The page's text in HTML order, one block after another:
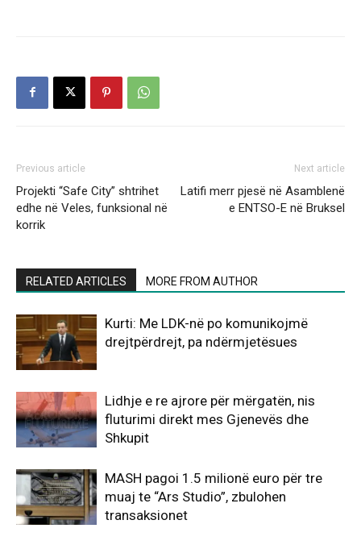
Previous article
Projekti “Safe City” shtrihet
edhe në Veles, funksional në
korrik
Next article
Latifi merr pjesë në Asamblenë
e ENTSO-E në Bruksel
RELATED ARTICLES MORE FROM AUTHOR
Kurti: Me LDK-në po komunikojmë
drejtpërdrejt, pa ndërmjetësues
Lidhje e re ajrore për mërgatën, nis
fluturimi direkt mes Gjenevës dhe
Shkupit
MASH pagoi 1.5 milionë euro për tre
muaj te “Ars Studio”, zbulohen
transaksionet